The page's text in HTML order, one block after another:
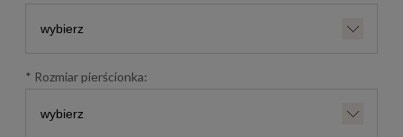
* Rozmiar pierścionka: